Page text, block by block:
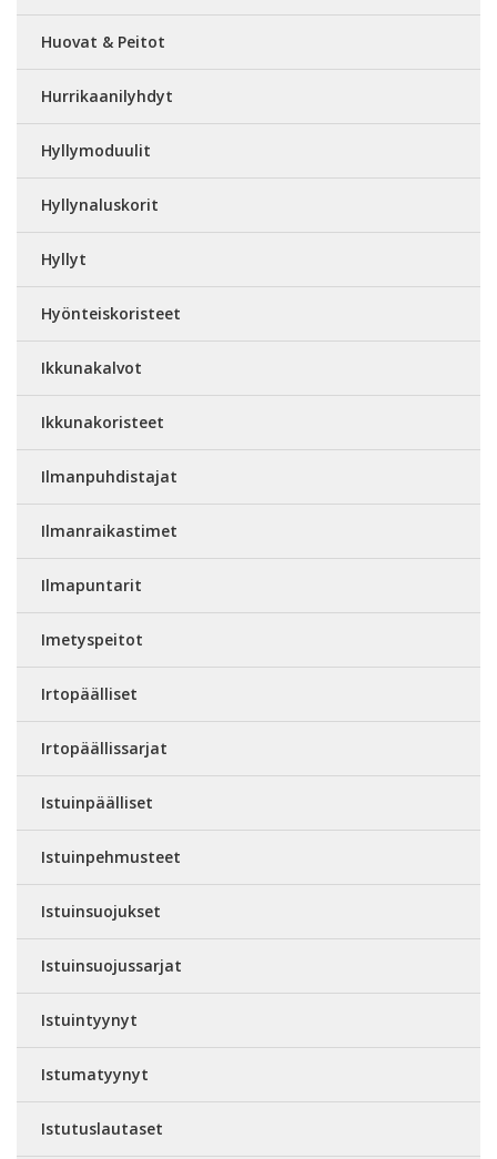
Huovat & Peitot
Hurrikaanilyhdyt
Hyllymoduulit
Hyllynaluskorit
Hyllyt
Hyönteiskoristeet
Ikkunakalvot
Ikkunakoristeet
Ilmanpuhdistajat
Ilmanraikastimet
Ilmapuntarit
Imetyspeitot
Irtopäälliset
Irtopäällissarjat
Istuinpäälliset
Istuinpehmusteet
Istuinsuojukset
Istuinsuojussarjat
Istuintyynyt
Istumatyynyt
Istutuslautaset